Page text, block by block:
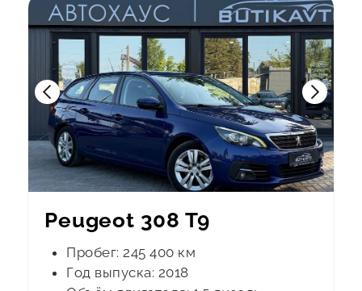
Peugeot 308 T9
Пробег: 245 400 км
Год выпуска: 2018